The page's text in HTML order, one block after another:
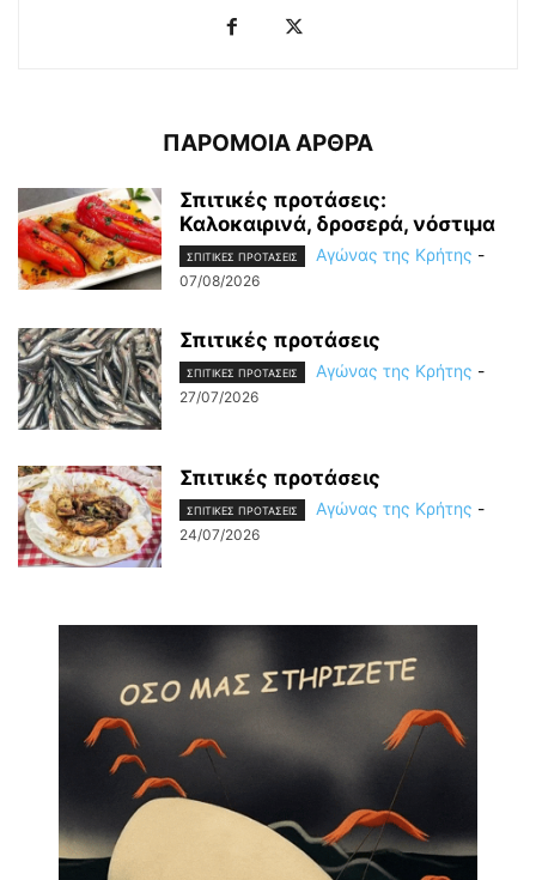
ΠΑΡΟΜΟΙΑ ΑΡΘΡΑ
Σπιτικές προτάσεις:
Καλοκαιρινά, δροσερά, νόστιμα
ΣΠΙΤΙΚΕΣ ΠΡΟΤΑΣΕΙΣ Αγώνας της Κρήτης -
07/08/2026
Σπιτικές προτάσεις
ΣΠΙΤΙΚΕΣ ΠΡΟΤΑΣΕΙΣ Αγώνας της Κρήτης -
27/07/2026
Σπιτικές προτάσεις
ΣΠΙΤΙΚΕΣ ΠΡΟΤΑΣΕΙΣ Αγώνας της Κρήτης -
24/07/2026